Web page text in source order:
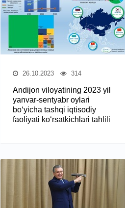
26.10.2023 314
Andijon viloyatining 2023 yil
yanvar-sentyabr oylari
bo‘yicha tashqi iqtisodiy
faoliyati ko‘rsatkichlari tahlili